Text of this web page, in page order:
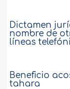
Dictamen
nombre de
líneas
Beneficio
tahara